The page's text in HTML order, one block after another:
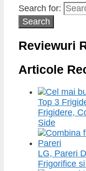
Search for:
Reviewuri
Articole
Top 3
Frigidere,
Side
LG, Pareri
Frigorifice